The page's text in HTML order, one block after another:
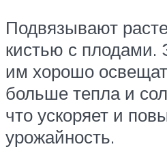
Подвязывают
кистью с плодами.
им хорошо
больше тепла и
что ускоряет и
урожайность.